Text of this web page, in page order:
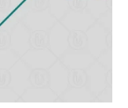
period.
pokažu koliko